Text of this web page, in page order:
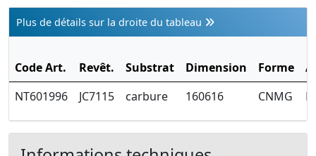
Plus de détails sur la droite du tableau
Code Art. Revêt. Substrat Dimension Forme
NT601996
JC7115 carbure 160616 CNMG